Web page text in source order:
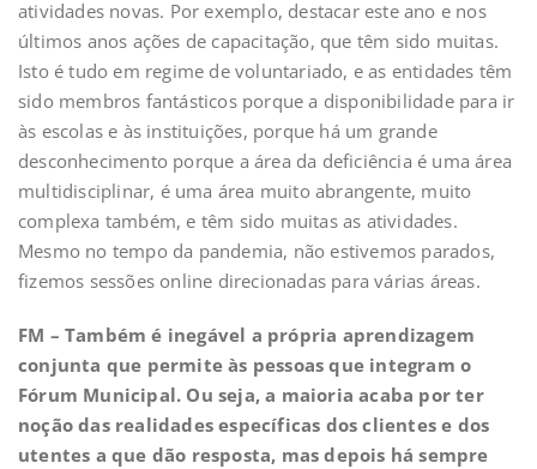
atividades novas. Por exemplo, destacar este ano e nos
últimos anos ações de capacitação, que têm sido muitas.
Isto é tudo em regime de voluntariado, e as entidades têm
sido membros fantásticos porque a disponibilidade para ir
às escolas e às instituições, porque há um grande
desconhecimento porque a área da deficiência é uma área
multidisciplinar, é uma área muito abrangente, muito
complexa também, e têm sido muitas as atividades.
Mesmo no tempo da pandemia, não estivemos parados,
fizemos sessões online direcionadas para várias áreas.
FM – Também é inegável a própria aprendizagem
conjunta que permite às pessoas que integram o
Fórum Municipal. Ou seja, a maioria acaba por ter
noção das realidades específicas dos clientes e dos
utentes a que dão resposta, mas depois há sempre